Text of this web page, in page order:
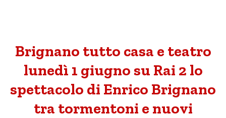
Brignano tutto casa e teatro
lunedì 1 giugno su Rai 2 lo
spettacolo di Enrico Brignano
tra tormentoni e nuovi